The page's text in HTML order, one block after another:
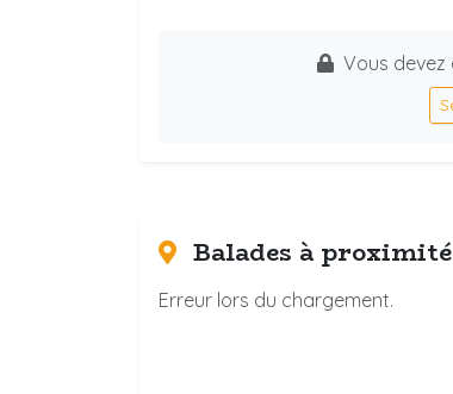
Vous devez
Balades à proximité
Erreur lors du chargement.